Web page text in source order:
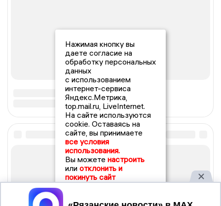
Нажимая кнопку вы
даете согласие на
обработку персональных
данных
с использованием
интернет-сервиса
Яндекс.Метрика,
top.mail.ru, LiveInternet.
На сайте используются
cookie. Оставаясь на
сайте, вы принимаете
все условия
использования.
Вы можете настроить
или отклонить и
покинуть сайт
Принять